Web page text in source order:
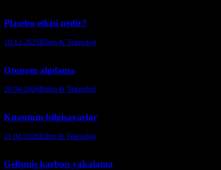
Plasebo etkisi nedir?
10.12.2025Bilim & Teknoloji
Otonom algılama
20.04.2026Bilim & Teknoloji
Kuantum bilgisayarlar
11.04.2026Bilim & Teknoloji
Gelişmiş karbon yakalama